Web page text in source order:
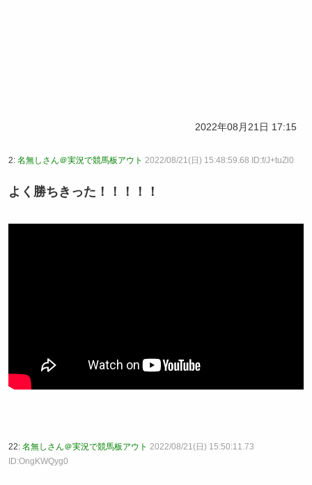
2022年08月21日 17:15
2: 名無しさん＠実況で競馬板アウト 2022/08/21(日) 15:48:59.68 ID:f/J+tuZl0
よく勝ちきった！！！！！
22: 名無しさん＠実況で競馬板アウト 2022/08/21(日) 15:50:11.73
ID:OngKWQyg0